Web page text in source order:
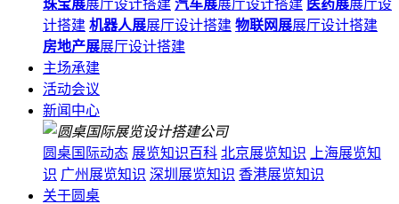
珠宝展展厅设计搭建 汽车展展厅设计搭建 医药展展厅设
计搭建 机器人展展厅设计搭建 物联网展展厅设计搭建
房地产展展厅设计搭建
主场承建
活动会议
新闻中心
圆桌国际动态 展览知识百科 北京展览知识
上海展览知
识 广州展览知识 深圳展览知识 香港展览知识
关于圆桌